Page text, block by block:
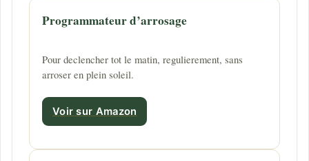
Programmateur d’arrosage
Pour declencher tot le matin, regulierement, sans
arroser en plein soleil.
Voir sur Amazon